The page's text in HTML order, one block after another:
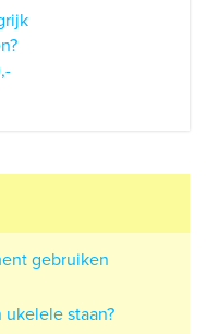
gebruiken
staan?